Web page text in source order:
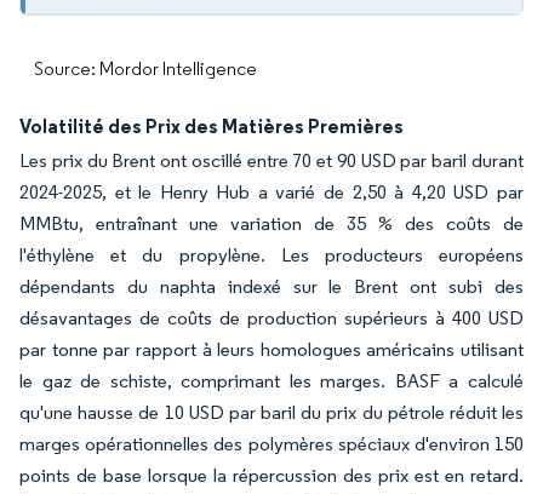
Source: Mordor Intelligence
Volatilité des Prix des Matières Premières
Les prix du Brent ont oscillé entre 70 et 90 USD par baril durant
2024-2025, et le Henry Hub a varié de 2,50 à 4,20 USD par
MMBtu, entraînant une variation de 35 % des coûts de
l'éthylène et du propylène. Les producteurs européens
dépendants du naphta indexé sur le Brent ont subi des
désavantages de coûts de production supérieurs à 400 USD
par tonne par rapport à leurs homologues américains utilisant
le gaz de schiste, comprimant les marges. BASF a calculé
qu'une hausse de 10 USD par baril du prix du pétrole réduit les
marges opérationnelles des polymères spéciaux d'environ 150
points de base lorsque la répercussion des prix est en retard.